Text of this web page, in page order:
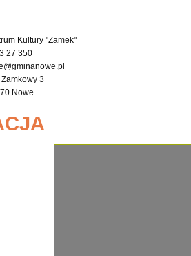
Kultury "Zamek"
27 350
Zamkowy 3
Nowe